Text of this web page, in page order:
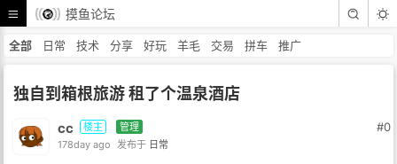
摸鱼论坛
全部 日常 技术 分享 好玩 羊毛 交易 拼车 推广
独自到箱根旅游 租了个温泉酒店
cc 楼主
管理
178day ago
发布于 日常
#0